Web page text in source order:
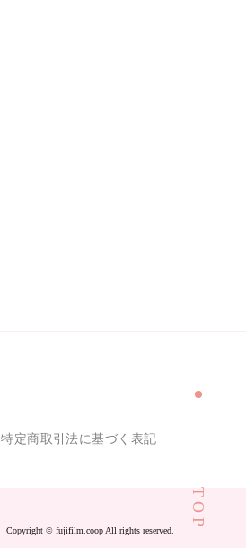
TOP
特定商取引法に基づく表記
Copyright ©︎ fujifilm.coop All rights reserved.